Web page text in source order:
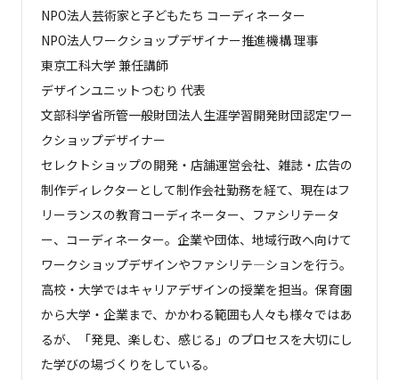
NPO法人芸術家と子どもたち コーディネーター
NPO法人ワークショップデザイナー推進機構 理事
東京工科大学 兼任講師
デザインユニットつむり 代表
文部科学省所管一般財団法人生涯学習開発財団認定ワー
クショップデザイナー
セレクトショップの開発・店舗運営会社、雑誌・広告の
制作ディレクターとして制作会社勤務を経て、現在はフ
リーランスの教育コーディネーター、ファシリテータ
ー、コーディネーター。企業や団体、地域行政へ向けて
ワークショップデザインやファシリテ―ションを行う。
高校・大学ではキャリアデザインの授業を担当。保育園
から大学・企業まで、かかわる範囲も人々も様々ではあ
るが、「発見、楽しむ、感じる」のプロセスを大切にし
た学びの場づくりをしている。